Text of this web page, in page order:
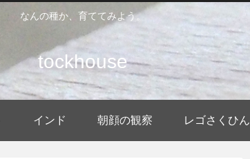
なんの種か、育ててみよう。
tockhouse
インド 朝顔の観察 レゴさくひん